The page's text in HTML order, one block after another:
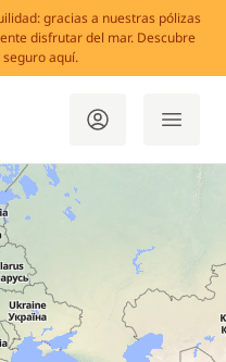
gracias a nuestras pólizas
disfrutar del mar. Descubre
aquí.